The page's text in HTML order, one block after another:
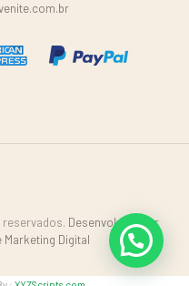
Desenvolvido por
Digital